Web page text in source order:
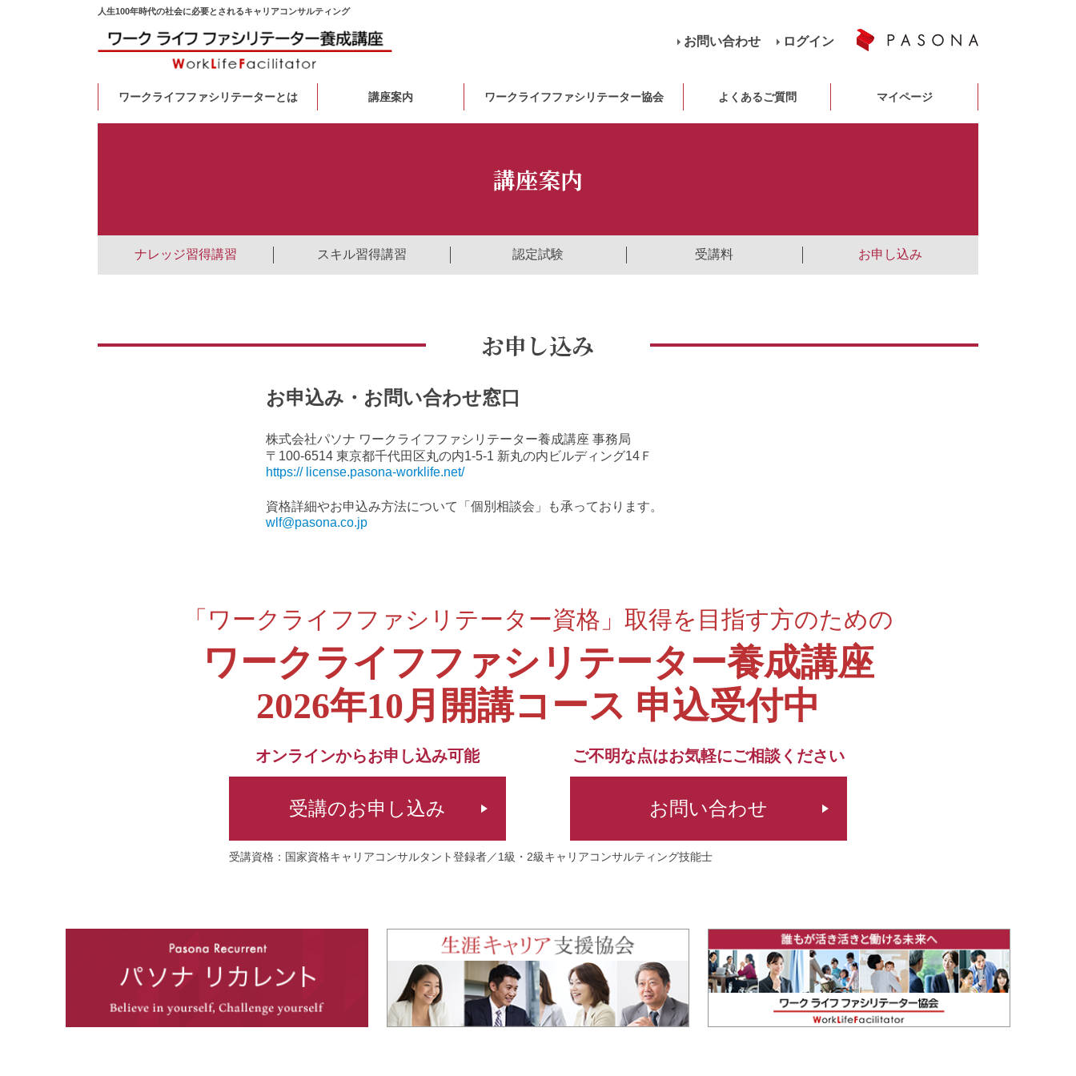
人生100年時代の社会に必要とされるキャリアコンサルティング
お問い合わせ ログイン
ワークライフファシリテーターとは 講座案内 ワークライフファシリテーター協会 よくあるご質問 マイページ
講座案内
ナレッジ習得講習 スキル習得講習 認定試験 受講料 お申し込み
お申し込み
お申込み・お問い合わせ窓口
株式会社パソナ ワークライフファシリテーター養成講座 事務局
〒100-6514 東京都千代⽥区丸の内1-5-1 新丸の内ビルディング14Ｆ
https:// license.pasona-worklife.net/
資格詳細やお申込み⽅法について「個別相談会」も承っております。
wlf@pasona.co.jp
「ワークライフファシリテーター資格」取得を 目指す方のための
ワークライフファシリテーター養成講座
2026年10月開講コース 申込受付中
オンラインからお申し込み可能
受講のお申し込み
ご不明な点はお気軽にご相談ください
お問い合わせ
受講資格：国家資格キャリアコンサルタント登録者／1級・2級キャリアコンサルティング技能士